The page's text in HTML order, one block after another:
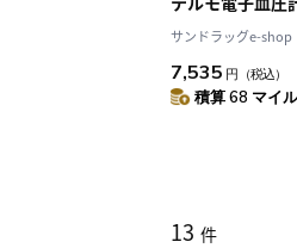
サンドラッグe-shop
7,535 円 （税込）
積算 68 マイ
13 件